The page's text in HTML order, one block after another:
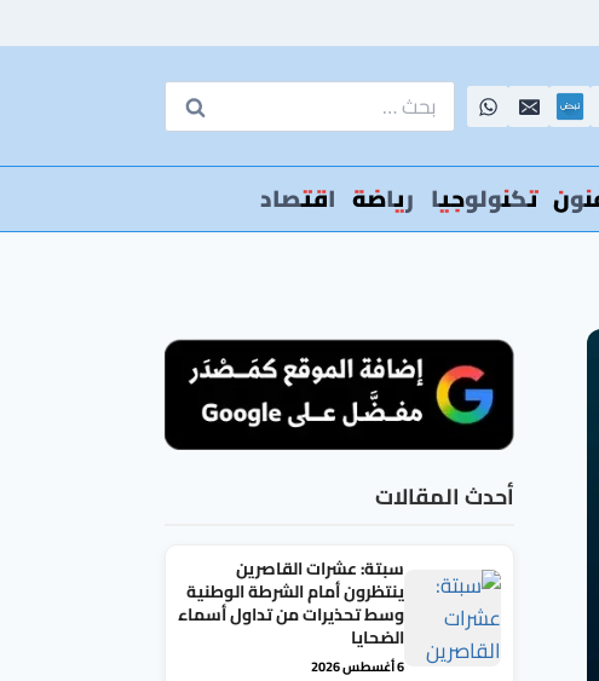
البحث
عن:
تكنولوجيا رياضة اقتصاد
أحدث المقالات
سبتة: عشرات القاصرين
ينتظرون أمام الشرطة الوطنية
وسط تحذيرات من تداول أسماء
الضحايا
6 أغسطس 2026